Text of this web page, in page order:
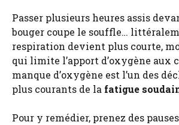
Passer plusieurs heures assis
bouger coupe le souffle…
respiration devient plus courte,
qui limite l’apport d’oxygène aux
manque d’oxygène est l’un des
plus courants de la fatigue
Pour y remédier, prenez des